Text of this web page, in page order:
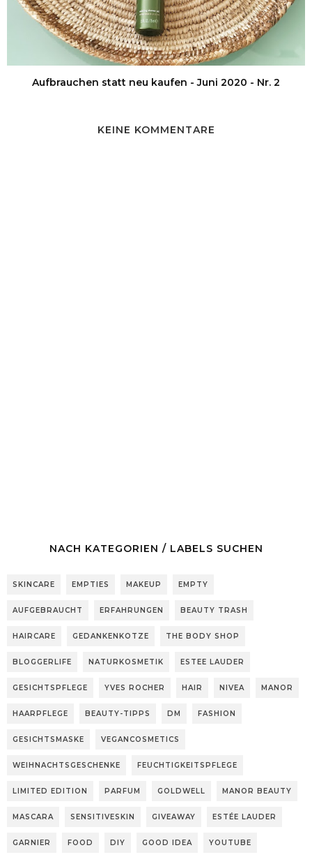
Aufbrauchen statt neu kaufen - Juni 2020 - Nr. 2
KEINE KOMMENTARE
NACH KATEGORIEN / LABELS SUCHEN
SKINCARE EMPTIES MAKEUP EMPTY
AUFGEBRAUCHT ERFAHRUNGEN BEAUTY TRASH
HAIRCARE GEDANKENKOTZE THE BODY SHOP
BLOGGERLIFE NATURKOSMETIK ESTEE LAUDER
GESICHTSPFLEGE YVES ROCHER HAIR NIVEA MANOR
HAARPFLEGE BEAUTY-TIPPS DM FASHION
GESICHTSMASKE VEGANCOSMETICS
WEIHNACHTSGESCHENKE FEUCHTIGKEITSPFLEGE
LIMITED EDITION PARFUM GOLDWELL MANOR BEAUTY
MASCARA SENSITIVESKIN GIVEAWAY ESTÉE LAUDER
GARNIER FOOD DIY GOOD IDEA YOUTUBE